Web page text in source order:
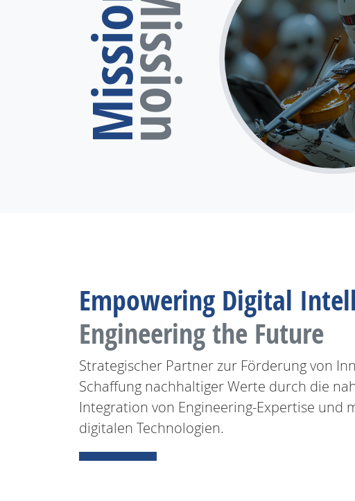
MissionMission
Empowering Digital
Engineering the Future
Strategischer Partner zur Förderung von
Schaffung nachhaltiger Werte durch die
Integration von Engineering-Expertise und
digitalen Technologien.